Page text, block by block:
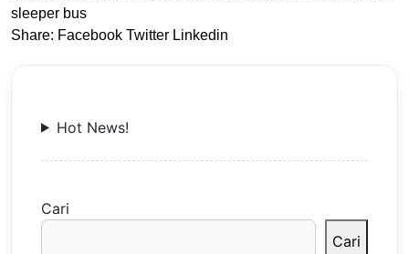
sleeper bus
Share: Facebook Twitter Linkedin
Hot News!
Cari
Cari